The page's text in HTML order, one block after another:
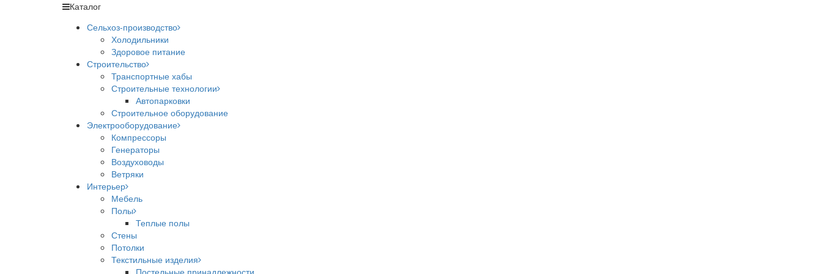
Каталог
Сельхоз-производство
Холодильники
Здоровое питание
Строительство
Транспортные хабы
Строительные технологии
Автопарковки
Строительное оборудование
Электрооборудование
Компрессоры
Генераторы
Воздуховоды
Ветряки
Интерьер
Мебель
Полы
Теплые полы
Стены
Потолки
Текстильные изделия
Постельные принадлежности